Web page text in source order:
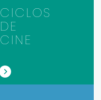
CICLOS
DE
CINE